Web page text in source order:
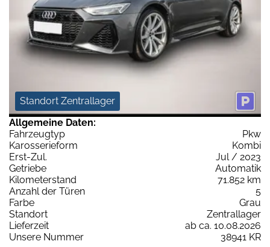
Standort Zentrallager
Allgemeine Daten:
Fahrzeugtyp
Pkw
Karosserieform
Kombi
Erst-Zul.
Jul / 2023
Getriebe
Automatik
Kilometerstand
71.852 km
Anzahl der Türen
5
Farbe
Grau
Standort
Zentrallager
Lieferzeit
ab ca. 10.08.2026
Unsere Nummer
38941 KR